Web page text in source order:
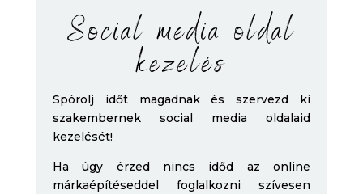
Social media oldal
kezelés
Spórolj időt magadnak és szervezd ki
szakembernek social media oldalaid
kezelését!
Ha úgy érzed nincs időd az online
márkaépítéseddel foglalkozni szívesen